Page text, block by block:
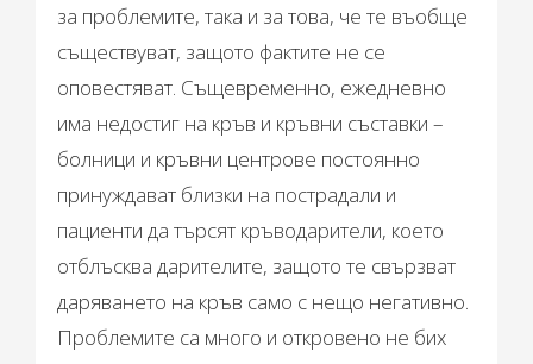
за проблемите, така и за това, че те въобще
съществуват, защото фактите не се
оповестяват. Същевременно, ежедневно
има недостиг на кръв и кръвни съставки –
болници и кръвни центрове постоянно
принуждават близки на пострадали и
пациенти да търсят кръводарители, което
отблъсква дарителите, защото те свързват
даряването на кръв само с нещо негативно.
Проблемите са много и откровено не бих